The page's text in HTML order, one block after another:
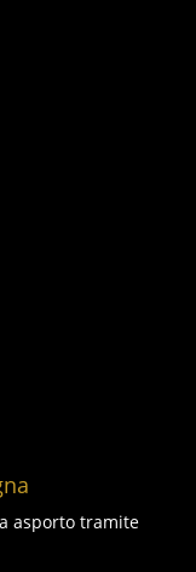
asporto tramite